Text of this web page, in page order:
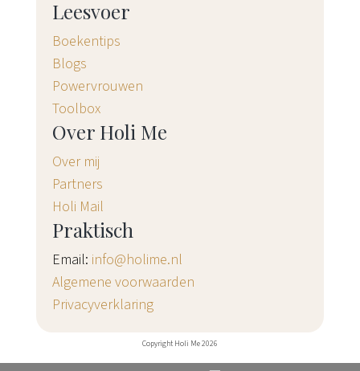
Leesvoer
Boekentips
Blogs
Powervrouwen
Toolbox
Over Holi Me
Over mij
Partners
Holi Mail
Praktisch
Email: info@holime.nl
Algemene voorwaarden
Privacyverklaring
Copyright Holi Me 2026